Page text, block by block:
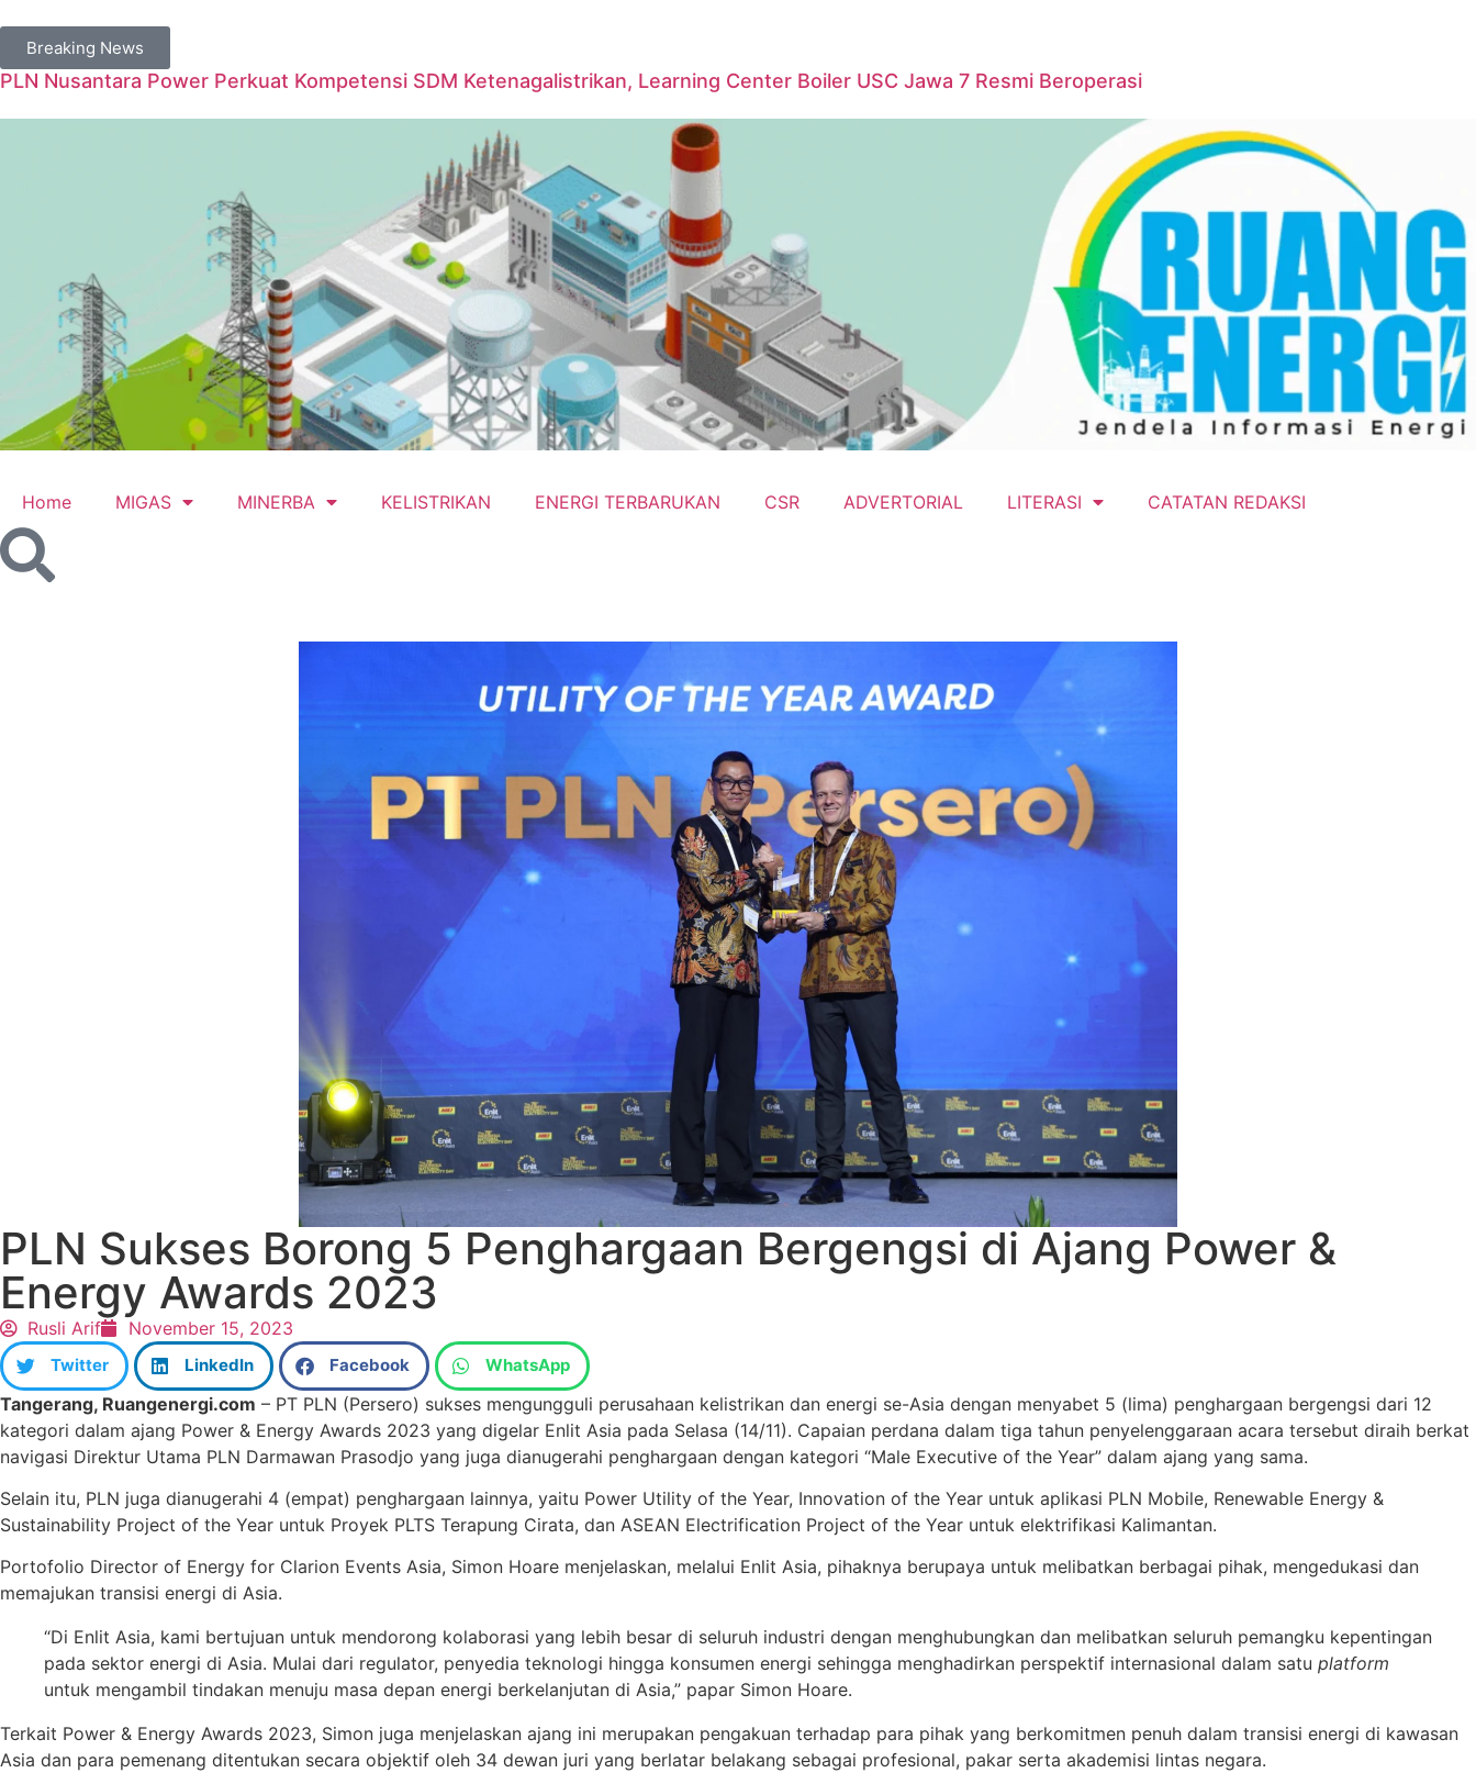
Breaking News
PLN Nusantara Power Perkuat Kompetensi SDM Ketenagalistrikan, Learning Center Boiler USC Jawa 7 Resmi Beroperasi
Home MIGAS MINERBA KELISTRIKAN ENERGI TERBARUKAN CSR ADVERTORIAL LITERASI CATATAN REDAKSI
PLN Sukses Borong 5 Penghargaan Bergengsi di Ajang Power &
Energy Awards 2023
Rusli Arif November 15, 2023
Twitter LinkedIn Facebook WhatsApp
Tangerang, Ruangenergi.com – PT PLN (Persero) sukses mengungguli perusahaan kelistrikan dan energi se-Asia dengan menyabet 5 (lima) penghargaan bergengsi dari 12
kategori dalam ajang Power & Energy Awards 2023 yang digelar Enlit Asia pada Selasa (14/11). Capaian perdana dalam tiga tahun penyelenggaraan acara tersebut diraih berkat
navigasi Direktur Utama PLN Darmawan Prasodjo yang juga dianugerahi penghargaan dengan kategori “Male Executive of the Year” dalam ajang yang sama.
Selain itu, PLN juga dianugerahi 4 (empat) penghargaan lainnya, yaitu Power Utility of the Year, Innovation of the Year untuk aplikasi PLN Mobile, Renewable Energy &
Sustainability Project of the Year untuk Proyek PLTS Terapung Cirata, dan ASEAN Electrification Project of the Year untuk elektrifikasi Kalimantan.
Portofolio Director of Energy for Clarion Events Asia, Simon Hoare menjelaskan, melalui Enlit Asia, pihaknya berupaya untuk melibatkan berbagai pihak, mengedukasi dan
memajukan transisi energi di Asia.
“Di Enlit Asia, kami bertujuan untuk mendorong kolaborasi yang lebih besar di seluruh industri dengan menghubungkan dan melibatkan seluruh pemangku kepentingan
pada sektor energi di Asia. Mulai dari regulator, penyedia teknologi hingga konsumen energi sehingga menghadirkan perspektif internasional dalam satu platform
untuk mengambil tindakan menuju masa depan energi berkelanjutan di Asia,” papar Simon Hoare.
Terkait Power & Energy Awards 2023, Simon juga menjelaskan ajang ini merupakan pengakuan terhadap para pihak yang berkomitmen penuh dalam transisi energi di kawasan
Asia dan para pemenang ditentukan secara objektif oleh 34 dewan juri yang berlatar belakang sebagai profesional, pakar serta akademisi lintas negara.